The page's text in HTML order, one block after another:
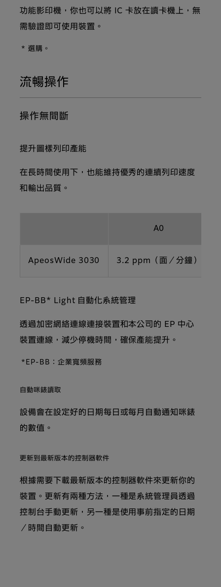
功能影印機，你也可以將 IC 卡放在讀卡機上，無
需驗證即可使用裝置。
* 選購。
流暢操作
操作無間斷
提升圖樣列印產能
在長時間使用下，也能維持優秀的連續列印速度
和輸出品質。
A0
ApeosWide 3030 3.2 ppm（面／分鐘）
EP-BB* Light 自動化系統管理
透過加密網絡連線連接裝置和本公司的 EP 中心
裝置連線，減少停機時間，確保產能提升。
*EP-BB：企業寬頻服務
自動咪錶讀取
設備會在設定好的日期每日或每月自動通知咪錶
的數值。
更新到最新版本的控制器軟件
根據需要下載最新版本的控制器軟件來更新你的
裝置。更新有兩種方法，一種是系統管理員透過
控制台手動更新，另一種是使用事前指定的日期
／時間自動更新。